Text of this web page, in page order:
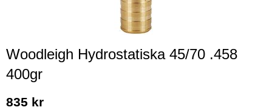
Woodleigh Hydrostatiska 45/70 .458
400gr
835 kr